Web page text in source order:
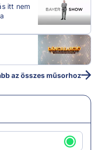
itt nem
az összes műsorhoz